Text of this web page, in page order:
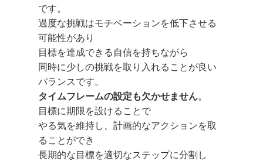
です。
過度な挑戦はモチベーションを低下させる
可能性があり
目標を達成できる自信を持ちながら
同時に少しの挑戦を取り入れることが良い
バランスです。
タイムフレームの設定も欠かせません。
目標に期限を設けることで
やる気を維持し、計画的なアクションを取
ることができ
長期的な目標を適切なステップに分割し